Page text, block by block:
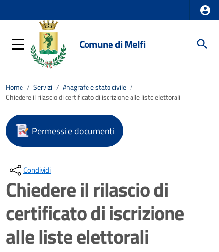
Comune di Melfi
Home / Servizi / Anagrafe e stato civile /
Chiedere il rilascio di certificato di iscrizione alle liste elettorali
Permessi e documenti
Condividi
Chiedere il rilascio di
certificato di iscrizione
alle liste elettorali